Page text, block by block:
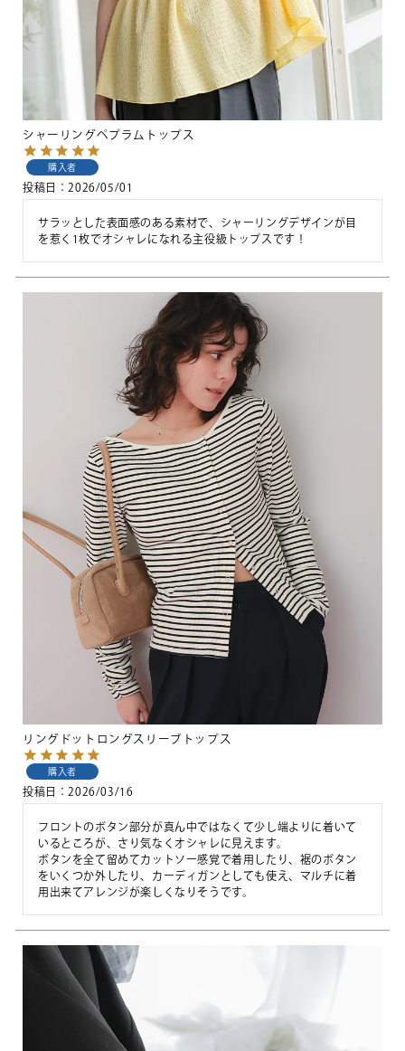
シャーリングペプラムトップス
購入者
投稿日 2026/05/01
サラッとした表面感のある素材で、シャーリングデザインが目
リングドットロングスリーブトップス
購入者
投稿日 2026/03/16
フロントのボタン部分が真ん中ではなくて少し端よりに着いて
いるところが、さり気なくオシャレに見えます。
ボタンを全て留めてカットソー感覚で着用したり、裾のボタン
をいくつか外したり、カーディガンとしても使え、マルチに着
用出来てアレンジが楽しくなりそうです。